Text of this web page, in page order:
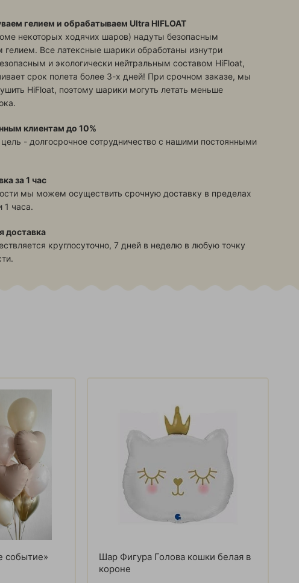
гелием и обрабатываем Ultra HIFLOAT
некоторых ходячих шаров) надуты безопасным
гелием. Все латексные шарики обработаны изнутри
и экологически нейтральным составом HiFloat,
срок полета более 3-х дней! При срочном заказе, мы
HiFloat, поэтому шарики могуть летать меньше
клиентам до 10%
- долгосрочное сотрудничество с нашими постоянными
за 1 час
мы можем осуществить срочную доставку в пределах
1 часа.
доставка
круглосуточно, 7 дней в неделю в любую точку
событие»
Шар Фигура Голова кошки белая в
короне